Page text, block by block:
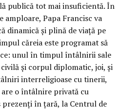
publică tot mai insuficientă. În
amploare, Papa Francisc va
dinamică și plină de viață pe
căreia este programat să
unul în timpul întâlnirii sale
și corpul diplomatic, joi, și
interreligioase cu tinerii,
are o întâlnire privată cu
în țară, la Centrul de